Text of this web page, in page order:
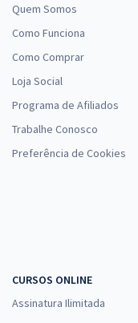
Quem Somos
Como Funciona
Como Comprar
Loja Social
Programa de Afiliados
Trabalhe Conosco
Preferência de Cookies
CURSOS ONLINE
Assinatura Ilimitada